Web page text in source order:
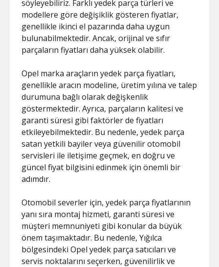
söyleyebiliriz. Farklı yedek parça türleri ve
modellere göre değişiklik gösteren fiyatlar,
genellikle ikinci el pazarında daha uygun
bulunabilmektedir. Ancak, orijinal ve sıfır
parçaların fiyatları daha yüksek olabilir.
Opel marka araçların yedek parça fiyatları,
genellikle aracın modeline, üretim yılına ve talep
durumuna bağlı olarak değişkenlik
göstermektedir. Ayrıca, parçaların kalitesi ve
garanti süresi gibi faktörler de fiyatları
etkileyebilmektedir. Bu nedenle, yedek parça
satan yetkili bayiler veya güvenilir otomobil
servisleri ile iletişime geçmek, en doğru ve
güncel fiyat bilgisini edinmek için önemli bir
adımdır.
Otomobil severler için, yedek parça fiyatlarının
yanı sıra montaj hizmeti, garanti süresi ve
müşteri memnuniyeti gibi konular da büyük
önem taşımaktadır. Bu nedenle, Yığılca
bölgesindeki Opel yedek parça satıcıları ve
servis noktalarını seçerken, güvenilirlik ve